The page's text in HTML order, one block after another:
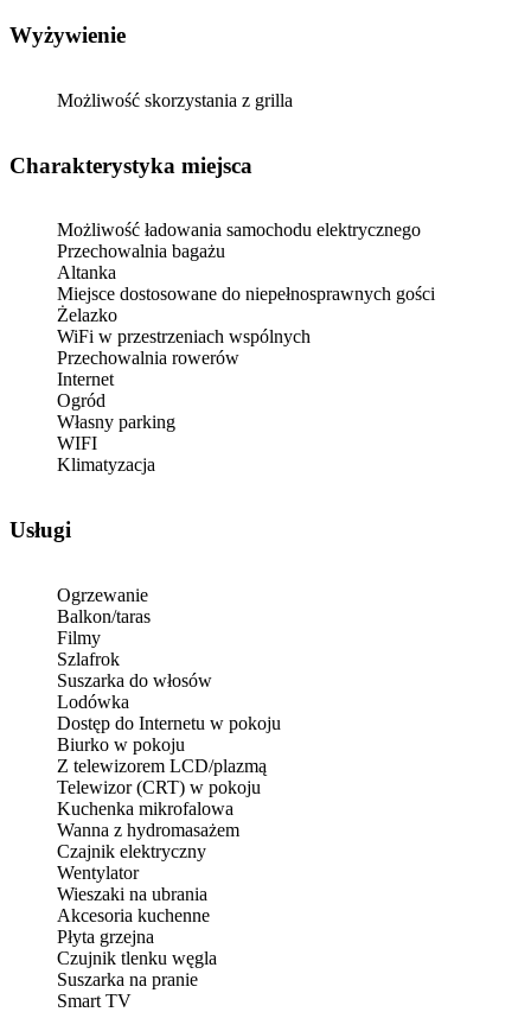
Wyżywienie
Możliwość skorzystania z grilla
Charakterystyka miejsca
Możliwość ładowania samochodu elektrycznego
Przechowalnia bagażu
Altanka
Miejsce dostosowane do niepełnosprawnych gości
Żelazko
WiFi w przestrzeniach wspólnych
Przechowalnia rowerów
Internet
Ogród
Własny parking
WIFI
Klimatyzacja
Usługi
Ogrzewanie
Balkon/taras
Filmy
Szlafrok
Suszarka do włosów
Lodówka
Dostęp do Internetu w pokoju
Biurko w pokoju
Z telewizorem LCD/plazmą
Telewizor (CRT) w pokoju
Kuchenka mikrofalowa
Wanna z hydromasażem
Czajnik elektryczny
Wentylator
Wieszaki na ubrania
Akcesoria kuchenne
Płyta grzejna
Czujnik tlenku węgla
Suszarka na pranie
Smart TV